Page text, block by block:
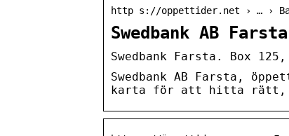
http s://oppettider.net › … ›
Swedbank AB
Swedbank Farsta. Box
Swedbank AB Farsta,
karta för att hitta rätt,